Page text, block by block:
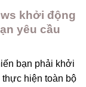
khởi động
yêu cầu
bạn phải khởi
hiện toàn bộ